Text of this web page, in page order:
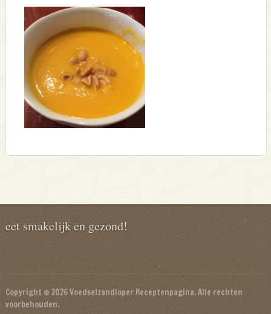
eet smakelijk en gezond!
Copyright © 2026 Voedselzandloper Receptenpagina. Alle rechten
voorbehouden.